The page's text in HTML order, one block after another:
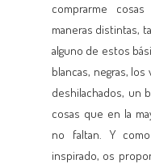
comprarme
maneras distintas,
alguno de estos
blancas, negras,
deshilachados, un
cosas que en la
no faltan. Y
inspirado, os